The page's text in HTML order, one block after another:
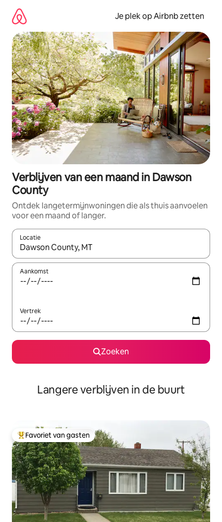
direct
naar
inhoud
Je plek op Airbnb zetten
Verblijven van een maand in Dawson
County
Ontdek langetermijnwoningen die als thuis aanvoelen
voor een maand of langer.
Locatie
Wanneer er resultaten beschikbaar zijn, maak je een keuze
Aankomst
Vertrek
Zoeken
Langere verblijven in de buurt
Topfavoriet van gasten
Favoriet van gasten